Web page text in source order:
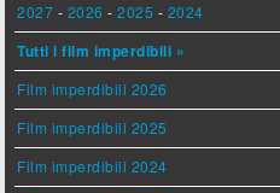
2027 - 2026 -2025 - 2024
Tutti i film imperdibili »
Film imperdibili 2026
Film imperdibili 2025
Film imperdibili 2024